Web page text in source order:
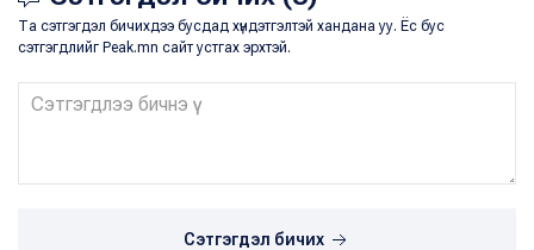
Та сэтгэгдэл бичихдээ бусдад хүндэтгэлтэй хандана уу. Ёс бус
сэтгэгдлийг Peak.mn сайт устгах эрхтэй.
Сэтгэгдэл бичих